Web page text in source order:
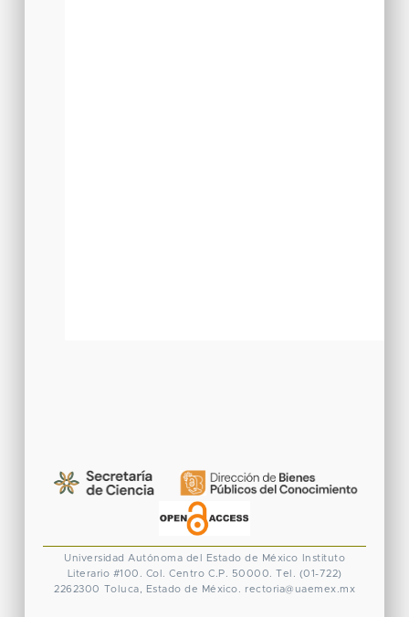
Universidad Autónoma del Estado de México
Instituto
Literario #100. Col. Centro C.P. 50000. Tel. (01-722)
2262300 Toluca, Estado de México. rectoria@uaemex.mx